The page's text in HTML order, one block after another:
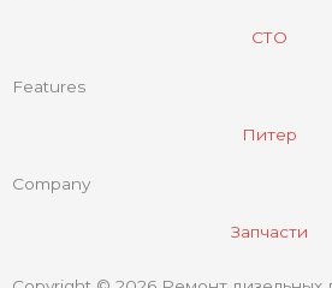
СТО
Features
Питер
Company
Запчасти